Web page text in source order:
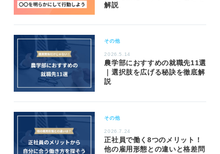
解説
その他
2026.5.14
農学部におすすめの就職先11選
｜選択肢を広げる秘訣を徹底解
説
その他
2026.7.24
正社員で働く8つのメリット！
他の雇用形態との違いと格差問